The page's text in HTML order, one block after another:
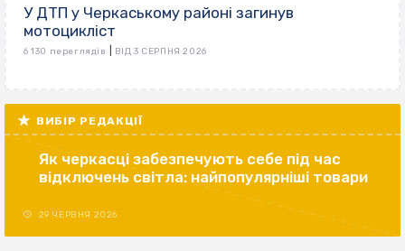
У ДТП у Черкаському районі загинув
мотоцикліст
6 130 переглядів ВІД 3 СЕРПНЯ 2026
ВИБІР РЕДАКЦІЇ
Як черкасці забезпечують себе під час
відключень світла: найпопулярніші товари
29 ЧЕРВНЯ 2026